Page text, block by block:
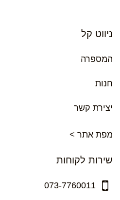
ניווט קל
המספרה
חנות
יצירת קשר
מפת אתר >
שירות לקוחות
073-7760011